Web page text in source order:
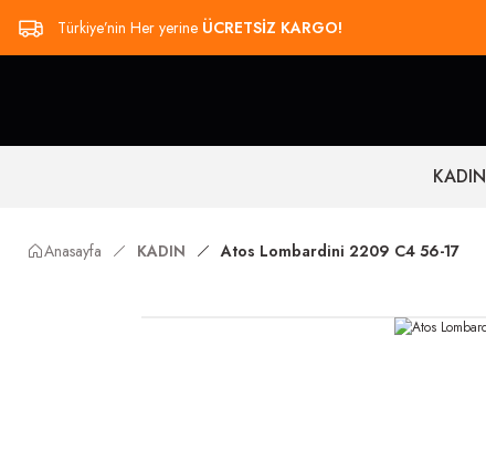
Türkiye’nin Her yerine ÜCRETSİZ KARGO!
KADIN
Anasayfa KADIN Atos Lombardini 2209 C4 56-17